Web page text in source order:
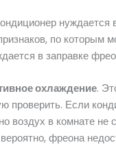
нуждается
по которым
в заправке
охлаждение.
проверить. Если
воздух в комнате не
фреона